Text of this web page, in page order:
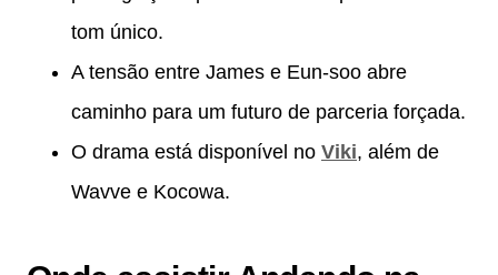
tom único.
A tensão entre James e Eun-soo abre
caminho para um futuro de parceria forçada.
O drama está disponível no Viki, além de
Wavve e Kocowa.